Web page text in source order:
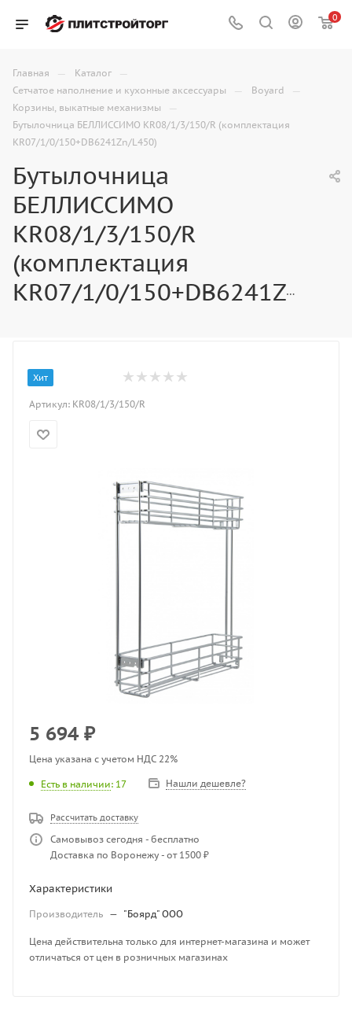
0
Главная — Каталог —
Сетчатое наполнение и кухонные аксессуары — Boyard —
Корзины, выкатные механизмы —
Бутылочница БЕЛЛИССИМО KR08/1/3/150/R (комплектация
KR07/1/0/150+DB6241Zn/L450)
Бутылочница
БЕЛЛИССИМО
KR08/1/3/150/R
(комплектация
KR07/1/0/150+DB6241Zn/L450)
Хит
Артикул: KR08/1/3/150/R
5 694 ₽
Цена указана с учетом НДС 22%
Есть в наличии: 17 Нашли дешевле?
Рассчитать доставку
Самовывоз сегодня - бесплатно
Доставка по Воронежу - от 1500 ₽
Характеристики
Производитель — "Боярд" ООО
Цена действительна только для интернет-магазина и может
отличаться от цен в розничных магазинах